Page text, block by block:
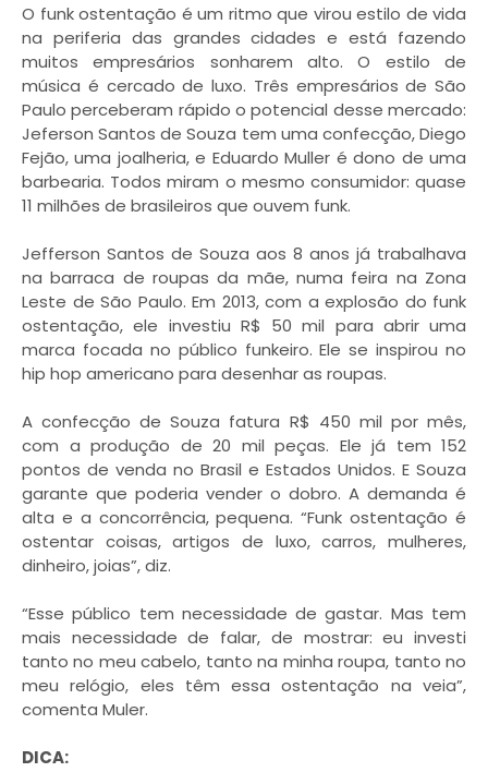
O funk ostentação é um ritmo que virou estilo de vida
na periferia das grandes cidades e está fazendo
muitos empresários sonharem alto. O estilo de
música é cercado de luxo. Três empresários de São
Paulo perceberam rápido o potencial desse mercado:
Jeferson Santos de Souza tem uma confecção, Diego
Fejão, uma joalheria, e Eduardo Muller é dono de uma
barbearia. Todos miram o mesmo consumidor: quase
11 milhões de brasileiros que ouvem funk.
Jefferson Santos de Souza aos 8 anos já trabalhava
na barraca de roupas da mãe, numa feira na Zona
Leste de São Paulo. Em 2013, com a explosão do funk
ostentação, ele investiu R$ 50 mil para abrir uma
marca focada no público funkeiro. Ele se inspirou no
hip hop americano para desenhar as roupas.
A confecção de Souza fatura R$ 450 mil por mês,
com a produção de 20 mil peças. Ele já tem 152
pontos de venda no Brasil e Estados Unidos. E Souza
garante que poderia vender o dobro. A demanda é
alta e a concorrência, pequena. “Funk ostentação é
ostentar coisas, artigos de luxo, carros, mulheres,
dinheiro, joias”, diz.
“Esse público tem necessidade de gastar. Mas tem
mais necessidade de falar, de mostrar: eu investi
tanto no meu cabelo, tanto na minha roupa, tanto no
meu relógio, eles têm essa ostentação na veia”,
comenta Muler.
DICA: